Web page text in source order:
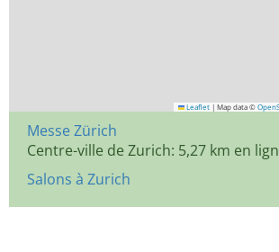
Leaflet | Map data ©
Messe Zürich
Centre-ville de Zurich: 5,27 km en
Salons à Zurich